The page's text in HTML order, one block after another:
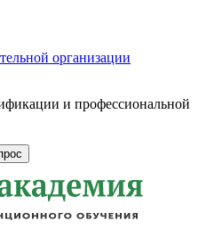
организации
и профессиональной